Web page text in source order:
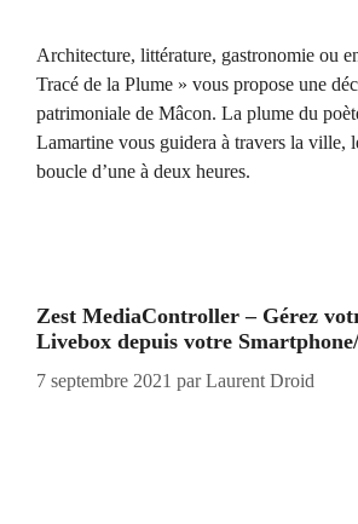
Architecture, littérature, gastronomie ou
Tracé de la Plume » vous propose une
patrimoniale de Mâcon. La plume du
Lamartine vous guidera à travers la ville,
boucle d’une à deux heures.
Zest MediaController – Gérez
Livebox depuis votre
7 septembre 2021 parLaurent Droid